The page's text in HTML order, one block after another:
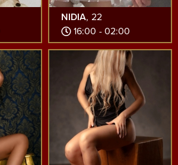
NIDIA, 22
16:00 - 02:00